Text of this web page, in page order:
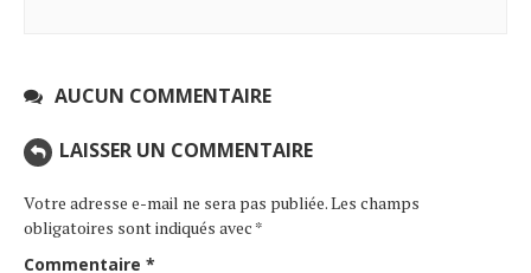
AUCUN COMMENTAIRE
LAISSER UN COMMENTAIRE
Votre adresse e-mail ne sera pas publiée.Les champs
obligatoires sont indiqués avec *
Commentaire *